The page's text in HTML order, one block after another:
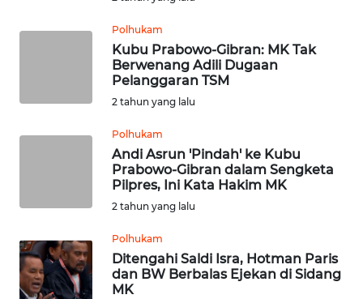
Polhukam
Kubu Prabowo-Gibran: MK Tak
Berwenang Adili Dugaan
Pelanggaran TSM
2 tahun yang lalu
Polhukam
Andi Asrun 'Pindah' ke Kubu
Prabowo-Gibran dalam Sengketa
Pilpres, Ini Kata Hakim MK
2 tahun yang lalu
Polhukam
Ditengahi Saldi Isra, Hotman Paris
dan BW Berbalas Ejekan di Sidang
MK
SULSEL
WN